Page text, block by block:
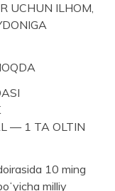
UCHUN ILHOM,
— 1 TA OLTIN
10 ming
milliy